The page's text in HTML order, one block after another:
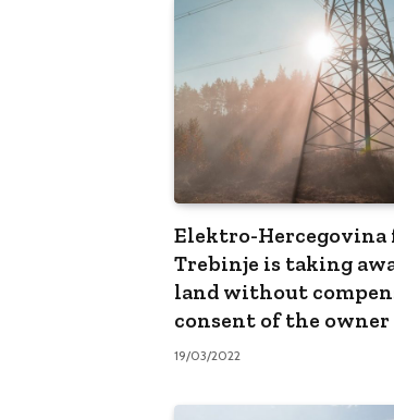
Elektro-Hercegovina
Trebinje is taking
land without
consent of the owner
19/03/2022